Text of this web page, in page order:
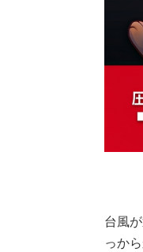
台風
っか